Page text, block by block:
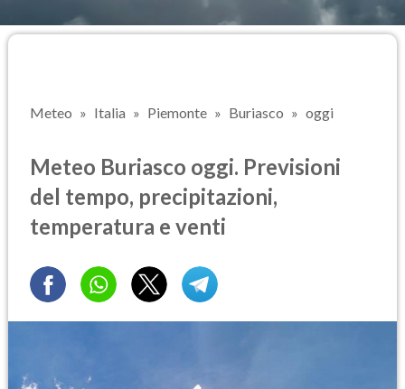
Meteo Italia Piemonte Buriasco oggi
Meteo Buriasco oggi. Previsioni
del tempo, precipitazioni,
temperatura e venti